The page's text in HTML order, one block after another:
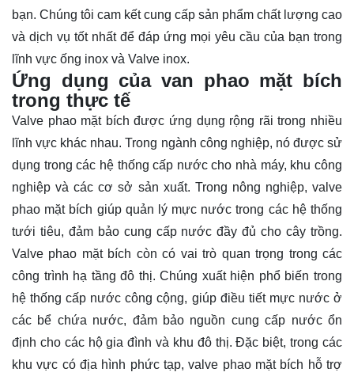
bạn. Chúng tôi cam kết cung cấp sản phẩm chất lượng cao
và dịch vụ tốt nhất để đáp ứng mọi yêu cầu của bạn trong
lĩnh vực ống inox và Valve inox.
Ứng dụng của van phao mặt bích
trong thực tế
Valve phao mặt bích được ứng dụng rộng rãi trong nhiều
lĩnh vực khác nhau. Trong ngành công nghiệp, nó được sử
dụng trong các hệ thống cấp nước cho nhà máy, khu công
nghiệp và các cơ sở sản xuất. Trong nông nghiệp, valve
phao mặt bích giúp quản lý mực nước trong các hệ thống
tưới tiêu, đảm bảo cung cấp nước đầy đủ cho cây trồng.
Valve phao mặt bích còn có vai trò quan trọng trong các
công trình hạ tầng đô thị. Chúng xuất hiện phổ biến trong
hệ thống cấp nước công cộng, giúp điều tiết mực nước ở
các bể chứa nước, đảm bảo nguồn cung cấp nước ổn
định cho các hộ gia đình và khu đô thị. Đặc biệt, trong các
khu vực có địa hình phức tạp, valve phao mặt bích hỗ trợ